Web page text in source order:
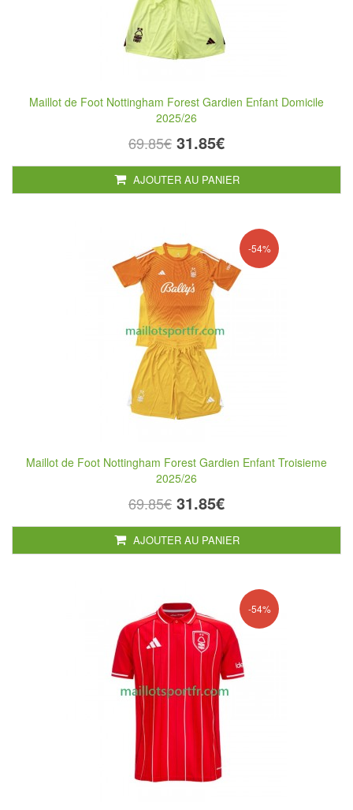
Maillot de Foot Nottingham Forest Gardien Enfant Domicile
2025/26
69.85€ 31.85€
AJOUTER AU PANIER
-54%
Maillot de Foot Nottingham Forest Gardien Enfant Troisieme
2025/26
69.85€ 31.85€
AJOUTER AU PANIER
-54%